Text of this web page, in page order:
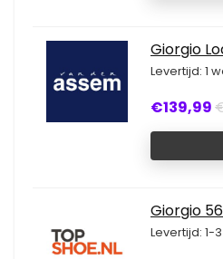
Giorgio
Levertijd: 1
€139,99
Giorgio
Levertijd: 1-